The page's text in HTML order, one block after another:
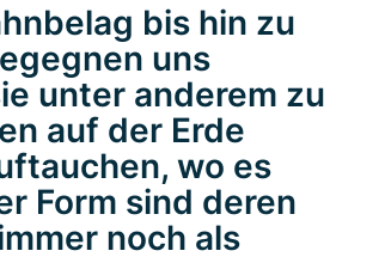
bis hin zu
uns
unter anderem zu
auf der Erde
wo es
Form sind deren
noch als